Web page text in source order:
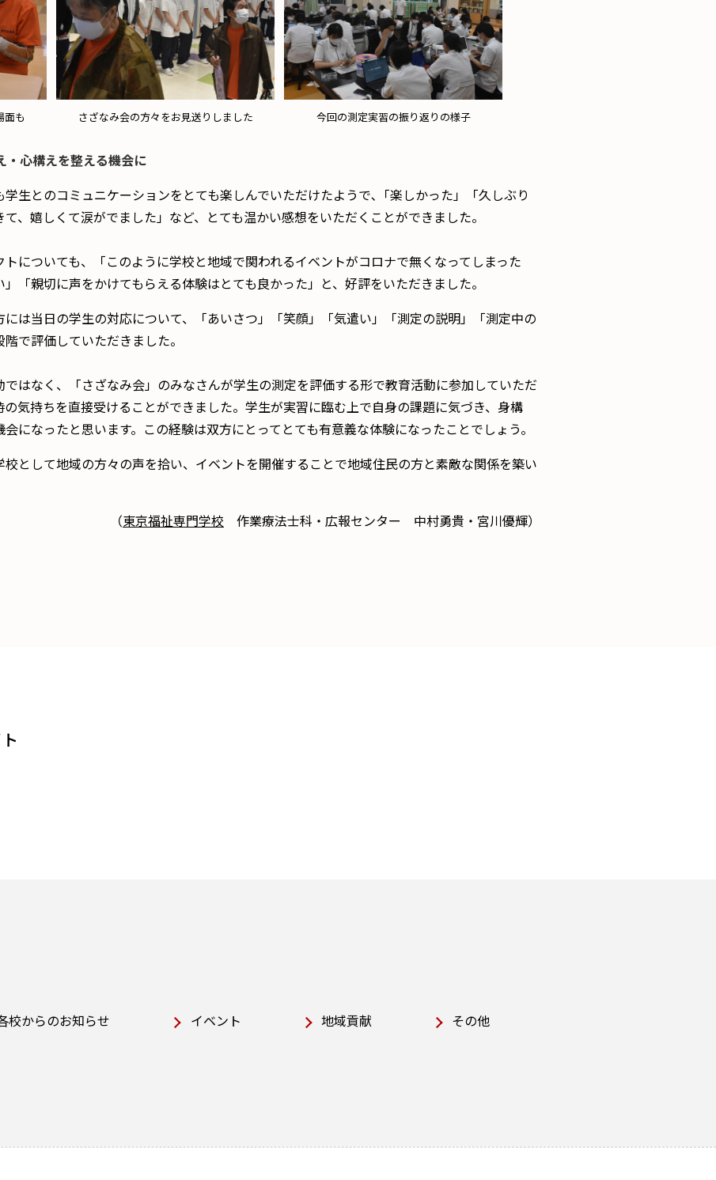
面も さざなみ会の方々をお見送りしました 今回の測定実習の振り返りの様子
・心構えを整える機会に
生とのコミュニケーションをとても楽しんでいただけたようで､「楽しかった」「久しぶり
、嬉しくて涙がでました」など、とても温かい感想をいただくことができました。
についても、「このように学校と地域で関われるイベントがコロナで無くなってしまった
「親切に声をかけてもらえる体験はとても良かった」と、好評をいただきました。
は当日の学生の対応について、「あいさつ」「笑顔」「気遣い」「測定の説明」「測定中の
で評価していただきました。
はなく、「さざなみ会」のみなさんが学生の測定を評価する形で教育活動に参加していただ
気持ちを直接受けることができました。学生が実習に臨む上で自身の課題に気づき、身構
になったと思います。この経験は双方にとってとても有意義な体験になったことでしょう。
として地域の方々の声を拾い、イベントを開催することで地域住民の方と素敵な関係を築い
（東京福祉専門学校 作業療法士科・広報センター 中村勇貴・宮川優輝）
校からのお知らせ イベント 地域貢献 その他